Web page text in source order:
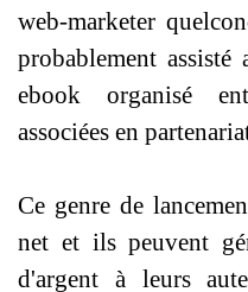
web‐marketer
probablement assisté
ebook organisé
associées en
Ce genre de
net et ils peuvent
d'argent à leurs